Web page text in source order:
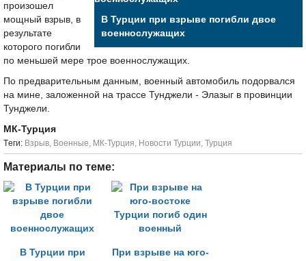
В Турции при взрыве погибли двое
военнослужащих
произошел
мощный взрыв, в
результате
которого погибли
по меньшей мере трое военнослужащих.
По предварительным данным, военный автомобиль подорвался
на мине, заложенной на трассе Тунджели - Элазыг в провинции
Тунджели.
МК-Турция
Tеги: Взрыв, Военные, МК-Турция, Новости Турции, Турция
Материалы по теме:
В Турции при
При взрыве на юго-